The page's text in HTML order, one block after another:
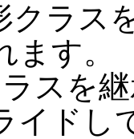
クラス
ます。
スを
イドし